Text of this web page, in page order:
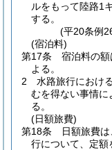
ルをもって陸路1
する。
(平20条例
(宿泊料)
第17条
宿泊料の
よる。
2
水路旅行におけ
むを得ない事情に
る。
(日額旅費)
第18条
日額旅費
行について、定額